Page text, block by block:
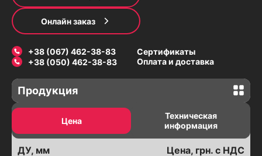
Онлайн заказ
+38 (067) 462-38-83
+38 (050) 462-38-83
Сертификаты
Оплата и доставка
Продукция
Задвижки
Задвижки с электроприводом
Задвижки шиберные с электроприводом
Цена
Техническая
информация
ДУ, мм Цена, грн. с НДС